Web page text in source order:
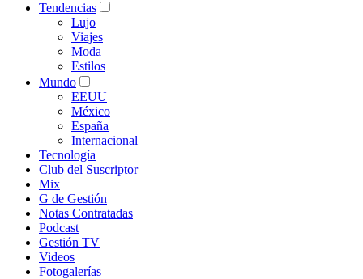
Tendencias
Lujo
Viajes
Moda
Estilos
Mundo
EEUU
México
España
Internacional
Tecnología
Club del Suscriptor
Mix
G de Gestión
Notas Contratadas
Podcast
Gestión TV
Videos
Fotogalerías